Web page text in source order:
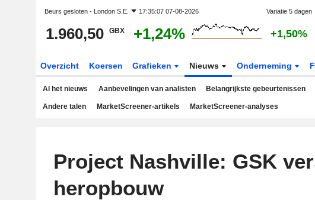
Beurs gesloten - London S.E. 17:35:07 07-08-2026 Variatie 5 dagen
1.960,50 GBX +1,24% +1,50%
Overzicht Koersen Grafieken Nieuws Onderneming
Al het nieuws Aanbevelingen van analisten Belangrijkste gebeurtenissen
Andere talen MarketScreener-artikels MarketScreener-analyses
Project Nashville: GSK
heropbouw